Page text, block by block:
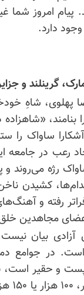
پیام امروز
دارد.
و جزایر فارو
پهلوی، شاهِ
را بنامند،
ساواک
رعب در جامعه
رژه می‌روند و
کشیدن
رفته و
اعضای مجاهدین
آزادی بیان
در جوامع
و حقیر است،